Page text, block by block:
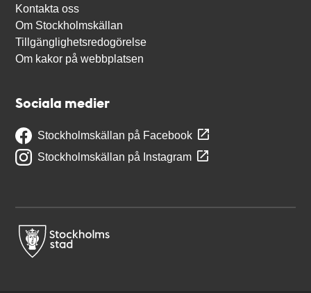
Kontakta oss
Om Stockholmskällan
Tillgänglighetsredogörelse
Om kakor på webbplatsen
Sociala medier
Stockholmskällan på Facebook
Stockholmskällan på Instagram